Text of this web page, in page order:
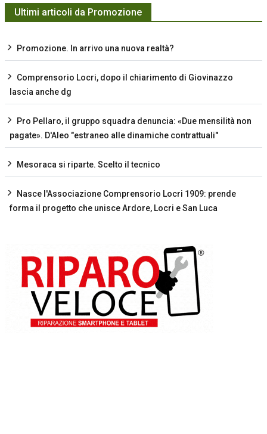
Ultimi articoli da Promozione
Promozione. In arrivo una nuova realtà?
Comprensorio Locri, dopo il chiarimento di Giovinazzo
lascia anche dg
Pro Pellaro, il gruppo squadra denuncia: «Due mensilità non
pagate». D'Aleo "estraneo alle dinamiche contrattuali"
Mesoraca si riparte. Scelto il tecnico
Nasce l'Associazione Comprensorio Locri 1909: prende
forma il progetto che unisce Ardore, Locri e San Luca